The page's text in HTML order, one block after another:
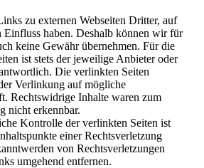
zu externen Webseiten Dritter, auf
Einfluss haben. Deshalb können wir für
keine Gewähr übernehmen. Für die
ist stets der jeweilige Anbieter oder
Die verlinkten Seiten
Verlinkung auf mögliche
Rechtswidrige Inhalte waren zum
nicht erkennbar.
Kontrolle der verlinkten Seiten ist
einer Rechtsverletzung
von Rechtsverletzungen
umgehend entfernen.